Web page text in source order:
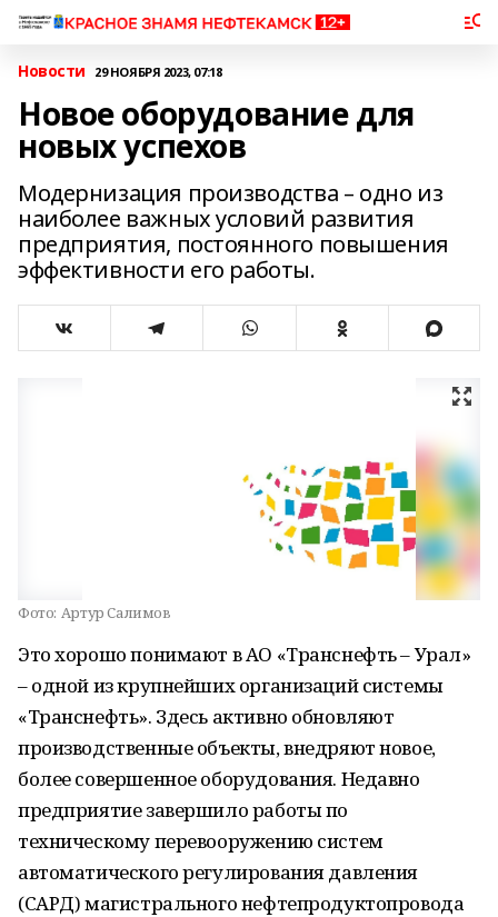
Новости 29 НОЯБРЯ 2023, 07:18
Новое оборудование для
новых успехов
Модернизация производства – одно из
наиболее важных условий развития
предприятия, постоянного повышения
эффективности его работы.
Фото: Артур Салимов
Это хорошо понимают в АО «Транснефть – Урал»
– одной из крупнейших организаций системы
«Транснефть». Здесь активно обновляют
производственные объекты, внедряют новое,
более совершенное оборудования. Недавно
предприятие завершило работы по
техническому перевооружению систем
автоматического регулирования давления
(САРД) магистрального нефтепродуктопровода